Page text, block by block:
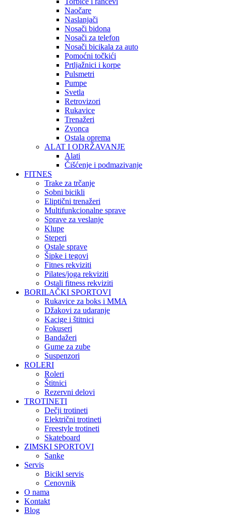
Naočare
Naslanjači
Nosači bidona
Nosači za telefon
Nosači bicikala za auto
Pomoćni točkići
Prtljažnici i korpe
Pulsmetri
Pumpe
Svetla
Retrovizori
Rukavice
Trenažeri
Zvonca
Ostala oprema
ALAT I ODRŽAVANJE
Alati
Čišćenje i podmazivanje
FITNES
Trake za trčanje
Sobni bicikli
Eliptični trenažeri
Multifunkcionalne sprave
Sprave za veslanje
Klupe
Steperi
Ostale sprave
Šipke i tegovi
Fitnes rekviziti
Pilates/joga rekviziti
Ostali fitness rekviziti
BORILAČKI SPORTOVI
Rukavice za boks i MMA
Džakovi za udaranje
Kacige i štitnici
Fokuseri
Bandažeri
Gume za zube
Suspenzori
ROLERI
Roleri
Štitnici
Rezervni delovi
TROTINETI
Dečji trotineti
Električni trotineti
Freestyle trotineti
Skateboard
ZIMSKI SPORTOVI
Sanke
Servis
Bicikl servis
Cenovnik
O nama
Kontakt
Blog